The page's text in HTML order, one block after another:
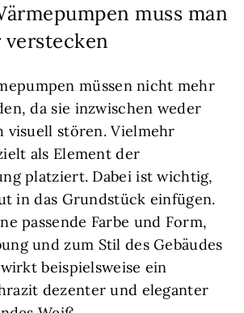
muss man
müssen nicht mehr
da sie inzwischen weder
visuell stören. Vielmehr
als Element der
platziert. Dabei ist wichtig,
in das Grundstück einfügen.
passende Farbe und Form,
und zum Stil des Gebäudes
beispielsweise ein
dezenter und eleganter